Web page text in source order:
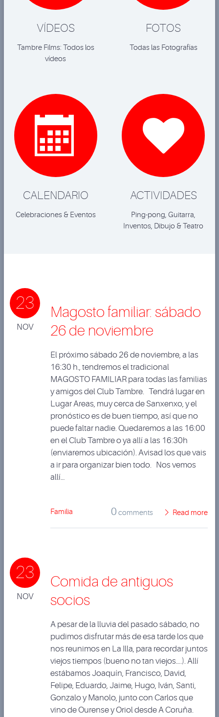
VÍDEOS
Tambre Films: Todos los
vídeos
FOTOS
Todas las Fotografías

CALENDARIO
Celebraciones & Eventos

ACTIVIDADES
Ping-pong, Guitarra,
Inventos, Dibujo & Teatro
23
NOV
Magosto familiar: sábado
26 de noviembre
El próximo sábado 26 de noviembre, a las
16:30 h., tendremos el tradicional
MAGOSTO FAMILIAR para todas las familias
y amigos del Club Tambre. Tendrá lugar en
Lugar Areas, muy cerca de Sanxenxo, y el
pronóstico es de buen tiempo, así que no
puede faltar nadie. Quedaremos a las 16:00
en el Club Tambre o ya allí a las 16:30h
(enviaremos ubicación). Avisad los que vais
a ir para organizar bien todo. Nos vemos
allí…
Familia 0 comments Read more
23
NOV
Comida de antiguos
socios
A pesar de la lluvia del pasado sábado, no
pudimos disfrutar más de esa tarde los que
nos reunimos en La Illa, para recordar juntos
viejos tiempos (bueno no tan viejos….). Allí
estábamos Joaquín, Francisco, David,
Felipe, Eduardo, Jaime, Hugo, Iván, Santi,
Gonzalo y Manolo, junto con Carlos que
vino de Ourense y Oriol desde A Coruña.